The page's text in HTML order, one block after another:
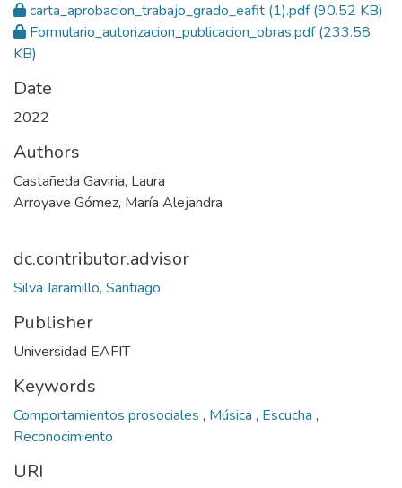
carta_aprobacion_trabajo_grado_eafit (1).pdf(90.52 KB)
Formulario_autorizacion_publicacion_obras.pdf(233.58
KB)
Date
2022
Authors
Castañeda Gaviria, Laura
Arroyave Gómez, María Alejandra
dc.contributor.advisor
Silva Jaramillo, Santiago
Publisher
Universidad EAFIT
Keywords
Comportamientos prosociales , Música , Escucha ,
Reconocimiento
URI